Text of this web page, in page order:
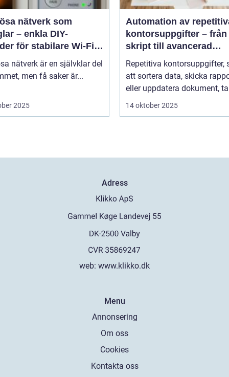
nätverk som
– enkla DIY-
för stabilare Wi-Fi i
nätverk är en självklar del
men få saker är...
2025
Automation av
kontorsuppgifter – från
skript till avancerad
programvara
Repetitiva kontorsuppgifter,
att sortera data, skicka
eller uppdatera dokument,
14 oktober 2025
Adress
web: www.klikko.dk
Menu
Annonsering
Om oss
Cookies
Kontakta oss